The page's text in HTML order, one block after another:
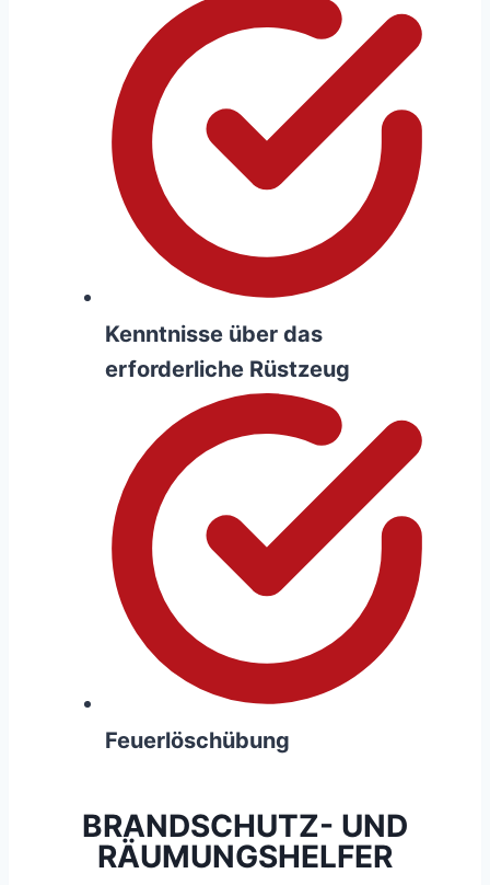
Kenntnisse über das
erforderliche Rüstzeug
Feuerlöschübung
BRANDSCHUTZ- UND
RÄUMUNGSHELFER